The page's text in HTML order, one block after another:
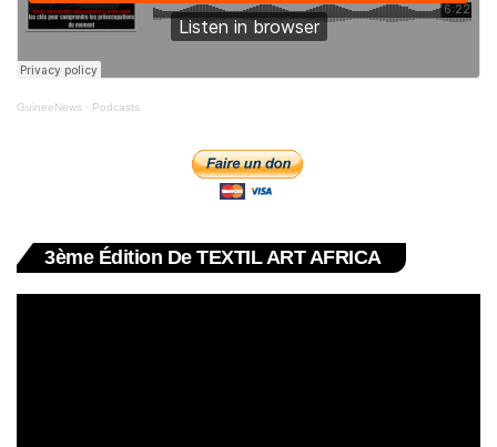
GuineeNews · Podcasts
3ème Édition De TEXTIL ART AFRICA